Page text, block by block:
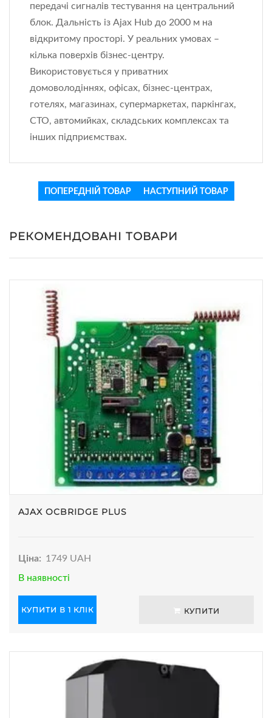
передачі сигналів тестування на центральний
блок. Дальність із Ajax Hub до 2000 м на
відкритому просторі. У реальних умовах –
кілька поверхів бізнес-центру.
Використовується у приватних
домоволодіннях, офісах, бізнес-центрах,
готелях, магазинах, супермаркетах, паркінгах,
СТО, автомийках, складських комплексах та
інших підприємствах.
ПОПЕРЕДНІЙ ТОВАР НАСТУПНИЙ ТОВАР
РЕКОМЕНДОВАНІ ТОВАРИ
AJAX OCBRIDGE PLUS
Ціна: 1749 UAH
В наявності
КУПИТИ В 1 КЛІК КУПИТИ